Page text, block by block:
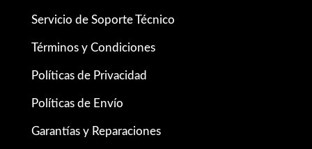
Servicio de Soporte Técnico
Términos y Condiciones
Políticas de Privacidad
Políticas de Envío
Garantías y Reparaciones